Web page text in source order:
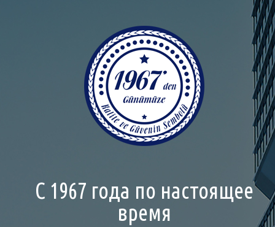
С 1967 года по настоящее
время